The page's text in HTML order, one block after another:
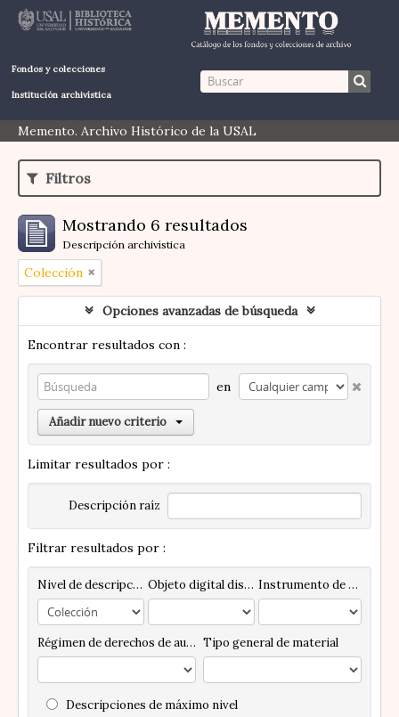
Fondos y colecciones
Institución archivística
Memento. Archivo Histórico de la USAL
Filtros
Mostrando 6 resultados
Descripción archivística
Colección
Opciones avanzadas de búsqueda
Encontrar resultados con :
en
Añadir nuevo criterio
Limitar resultados por :
Descripción raíz
Filtrar resultados por :
Nivel de descripción Objeto digital disponibles Instrumento de descripción
Régimen de derechos de autor Tipo general de material
Descripciones de máximo nivel